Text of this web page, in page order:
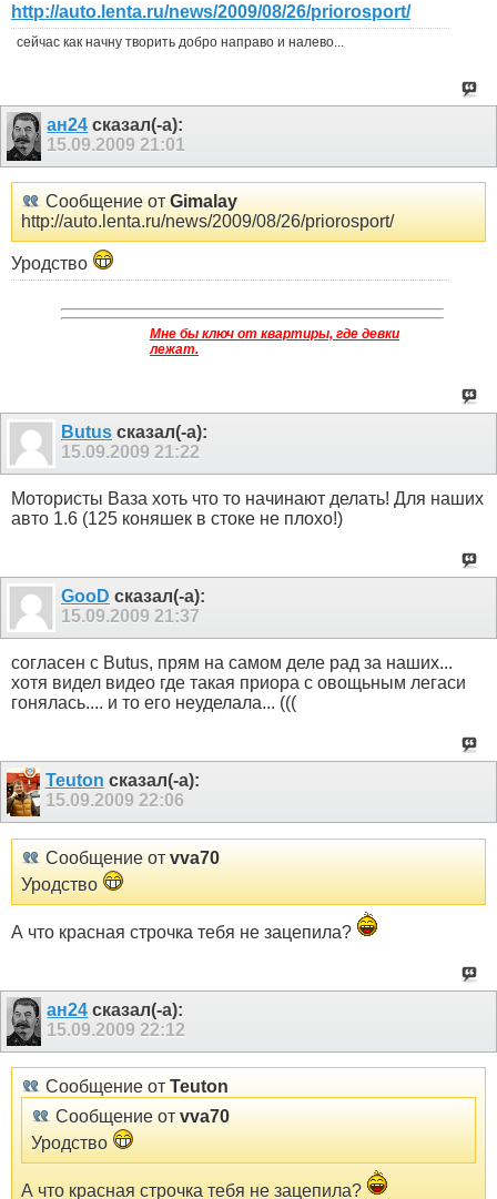
http://auto.lenta.ru/news/2009/08/26/priorosport/
сейчас как начну творить добро направо и налево...
ан24 сказал(-а):
15.09.200921:01
Сообщение от Gimalay
http://auto.lenta.ru/news/2009/08/26/priorosport/
Уродство
Мне бы ключ от квартиры, где девки
лежат.
Butus сказал(-а):
15.09.2009 21:22
Мотористы Ваза хоть что то начинают делать! Для наших
авто 1.6 (125 коняшек в стоке не плохо!)
GooD сказал(-а):
15.09.2009 21:37
согласен с Butus, прям на самом деле рад за наших...
хотя видел видео где такая приора с овощьным легаси
гонялась.... и то его неуделала... (((
Teuton сказал(-а):
15.09.2009 22:06
Сообщение от vva70
Уродство
А что красная строчка тебя не зацепила?
ан24 сказал(-а):
15.09.200922:12
Сообщение от Teuton
Сообщение от vva70
Уродство
А что красная строчка тебя не зацепила?